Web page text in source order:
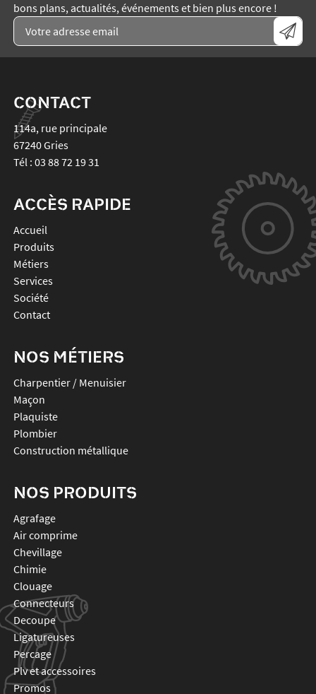
bons plans, actualités, événements et bien plus encore !
CONTACT
114a, rue principale
67240Gries
Tél : 03 88 72 19 31
ACCÈS RAPIDE
Accueil
Produits
Métiers
Services
Société
Contact
NOS MÉTIERS
Charpentier / Menuisier
Maçon
Plaquiste
Plombier
Construction métallique
NOS PRODUITS
agrafage
air comprime
chevillage
chimie
clouage
connecteurs
decoupe
ligatureuses
percage
plv et accessoires
promos